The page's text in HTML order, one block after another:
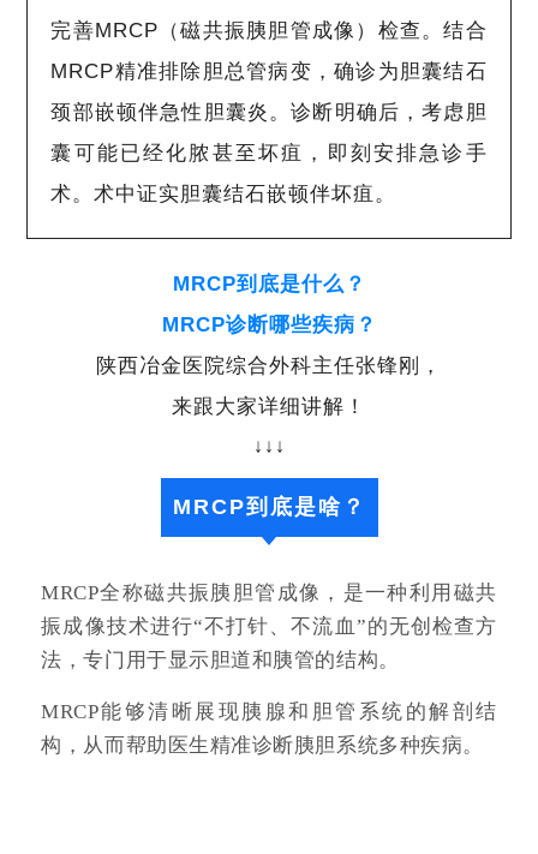
完善MRCP（磁共振胰胆管成像）检查。结合
MRCP精准排除胆总管病变，确诊为胆囊结石
颈部嵌顿伴急性胆囊炎。诊断明确后，考虑胆
囊可能已经化脓甚至坏疽，即刻安排急诊手
术。术中证实胆囊结石嵌顿伴坏疽。
MRCP到底是什么？
MRCP诊断哪些疾病？
陕西冶金医院综合外科主任张锋刚，
来跟大家详细讲解！
↓↓↓
MRCP到底是啥？
MRCP全称磁共振胰胆管成像，是一种利用磁共
振成像技术进行“不打针、不流血”的无创检查方
法，专门用于显示胆道和胰管的结构。
MRCP能够清晰展现胰腺和胆管系统的解剖结
构，从而帮助医生精准诊断胰胆系统多种疾病。